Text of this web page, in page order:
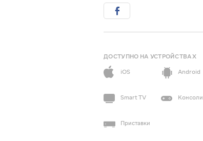
ДОСТУПНО НА УСТРОЙСТВАХ
iOS
Android
Smart TV Консоли
Приставки